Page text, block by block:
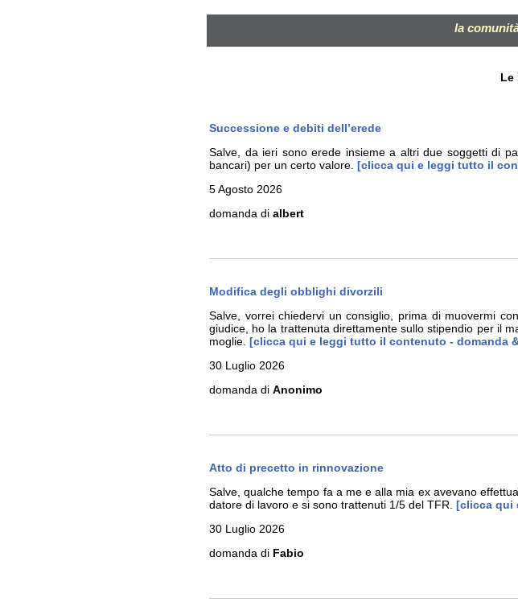
la
Le
Successione e debiti dell’erede
Salve, da ieri sono erede insieme a altri due soggetti di
bancari) per un certo valore. [clicca qui e leggi tutto il
5 Agosto 2026
domanda di albert
Modifica degli obblighi divorzili
Salve, vorrei chiedervi un consiglio, prima di muovermi
giudice, ho la trattenuta direttamente sullo stipendio per il
moglie. [clicca qui e leggi tutto il contenuto - domanda
30 Luglio 2026
domanda di Anonimo
Atto di precetto in rinnovazione
Salve, qualche tempo fa a me e alla mia ex avevano
datore di lavoro e si sono trattenuti 1/5 del TFR. [clicca qui
30 Luglio 2026
domanda di Fabio